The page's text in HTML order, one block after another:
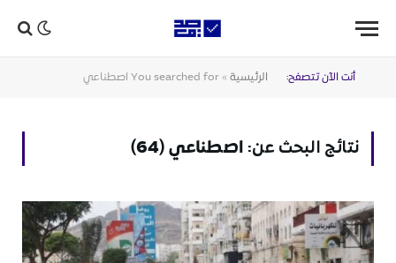
أنت الآن تتصفح: الرئيسية » You searched for اصطناعي
نتائج البحث عن: اصطناعي (64)